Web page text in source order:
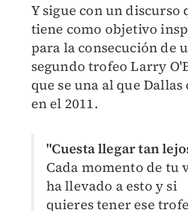
Y sigue con un discurso
tiene como objetivo
para la consecución de
segundo trofeo Larry
que se una al que
en el 2011.
"Cuesta llegar tan
Cada momento de tu
ha llevado a esto y si
quieres tener ese